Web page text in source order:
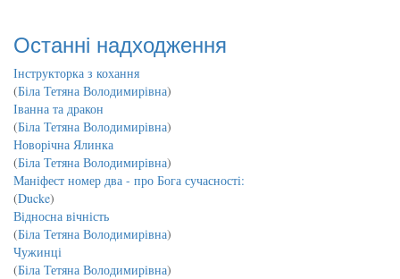
Останні надходження
Інструкторка з кохання
(Біла Тетяна Володимирівна)
Іванна та дракон
(Біла Тетяна Володимирівна)
Новорічна Ялинка
(Біла Тетяна Володимирівна)
Маніфест номер два - про Бога сучасності:
(Ducke)
Відносна вічність
(Біла Тетяна Володимирівна)
Чужинці
(Біла Тетяна Володимирівна)